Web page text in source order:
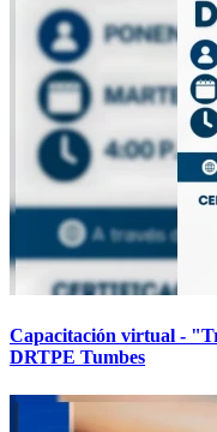
Capacitación virtual -
DRTPE Tumbes